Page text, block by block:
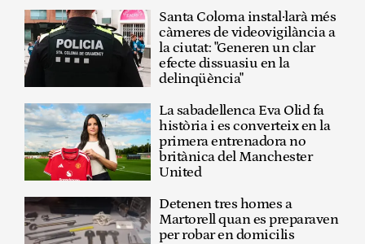
Santa Coloma instal·larà més
càmeres de videovigilància a
la ciutat: "Generen un clar
efecte dissuasiu en la
delinqüència"
La sabadellenca Eva Olid fa
història i es converteix en la
primera entrenadora no
britànica del Manchester
United
Detenen tres homes a
Martorell quan es preparaven
per robar en domicilis